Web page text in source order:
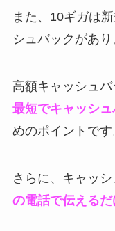
また、10ギガは
シュバックがあり
高額キャッシュバ
最短でキャッシ
めのポイントです
さらに、キャッシ
の電話で伝えるだ